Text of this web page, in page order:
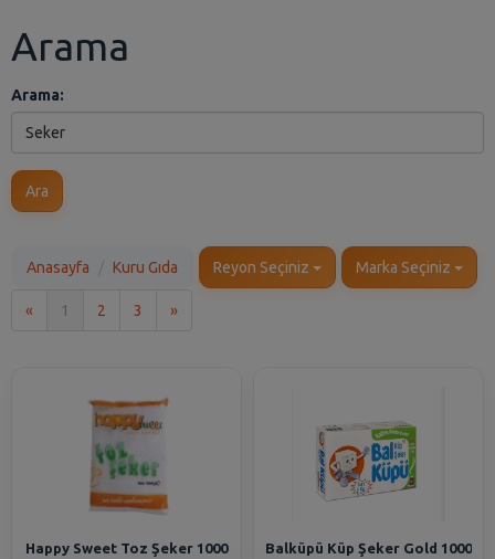
Arama
Arama:
Ara
Anasayfa Kuru Gıda Reyon Seçiniz Marka Seçiniz
« 1 2 3 »Son
Happy Sweet Toz Şeker 1000
Balküpü Küp Şeker Gold 1000